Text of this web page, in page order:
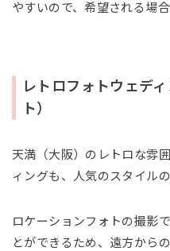
やすいので、希望される場
レトロフォトウェデ
ト）
天満（大阪）のレトロな雰
ィングも、人気のスタイルの
ロケーションフォトの撮影
とができるため、遠方から